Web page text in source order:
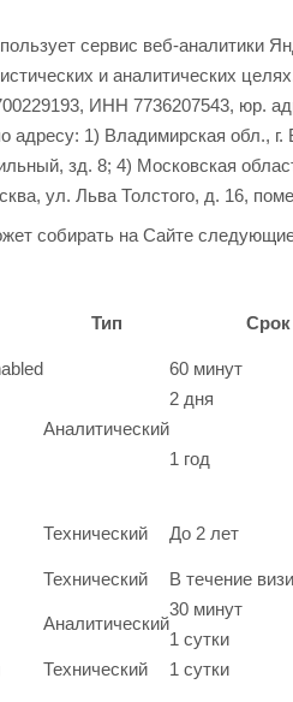
сервис веб-аналитики
и аналитических
ИНН 7736207543, юр.
адресу: 1) Владимирская обл.,
зд. 8; 4) Московская
ул. Льва Толстого, д. 16,
собирать на Сайте
Тип Срок
Аналитический
60 минут
2 дня
1 год
Технический До 2 лет
Технический В течение
Аналитический
30 минут
1 сутки
Технический 1 сутки